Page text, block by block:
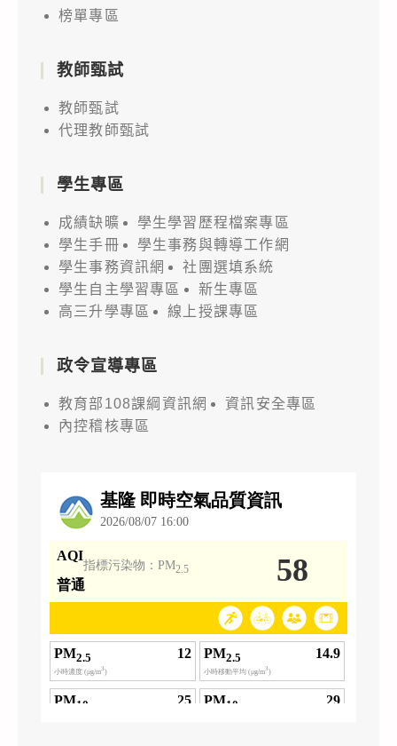
榜單專區
教師甄試
教師甄試
代理教師甄試
學生專區
成績缺曠
學生學習歷程檔案專區
學生手冊
學生事務與轉導工作網
學生事務資訊網
社團選填系統
學生自主學習專區
新生專區
高三升學專區
線上授課專區
政令宣導專區
教育部108課綱資訊網
資訊安全專區
內控稽核專區